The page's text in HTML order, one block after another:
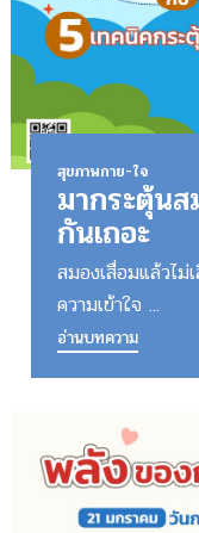
สุขภาพกาย-ใจ
มากระตุ้น
กันเถอะ
สมองเสื่อมแล้วไม่
ความเข้าใจ ...
อ่านบทความ